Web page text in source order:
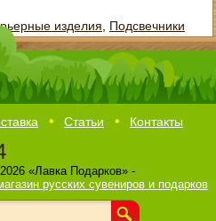
изделия Подсвечники
Статьи Контакты
«Лавка Подарков» -
русских сувениров и подарков